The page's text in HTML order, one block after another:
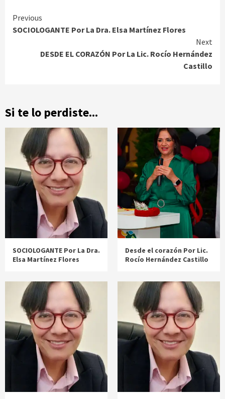
Continue
Previous
SOCIOLOGANTE Por La Dra. Elsa Martínez Flores
Next
DESDE EL CORAZÓN Por La Lic. Rocío Hernández
Castillo
Si te lo perdiste...
SOCIOLOGANTE Por La Dra.
Elsa Martínez Flores
Desde el corazón Por Lic.
Rocío Hernández Castillo